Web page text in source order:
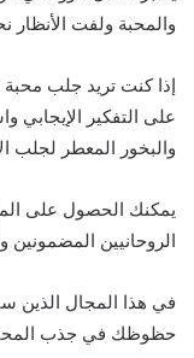
والمحبة ولفت الأنظار
إذا كنت تريد جلب
على التفكير الإيجابي
والبخور المعطر لجلب
يمكنك الحصول على
الروحانيين المضمونين
في هذا المجال الذين
حظوظك في جذب